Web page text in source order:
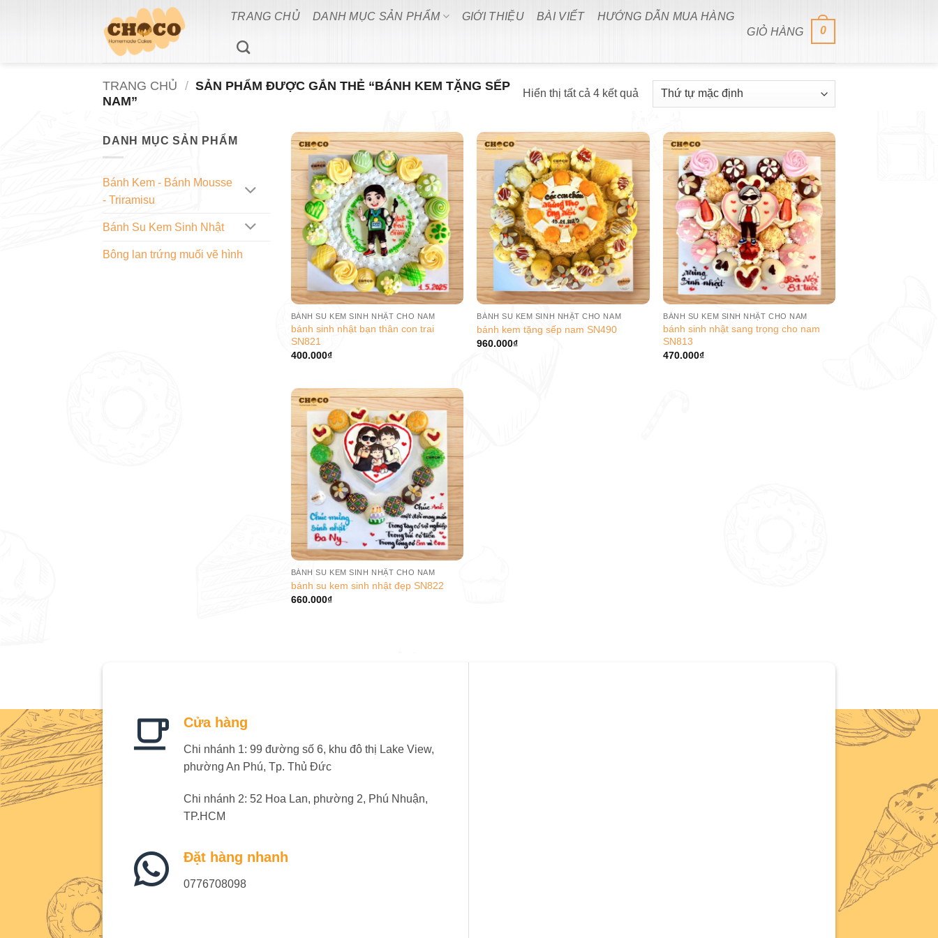
TRANG CHỦ DANH MỤC SẢN PHẨM GIỚI THIỆU BÀI VIẾT
HƯỚNG DẪN MUA HÀNG
GIỎ HÀNG
0
TRANG CHỦ / SẢN PHẨM ĐƯỢC GẮN THẺ “BÁNH KEM TẶNG SẾP
NAM”
Hiển thị tất cả 4 kết quả
DANH MỤC SẢN PHẨM
Bánh Kem - Bánh Mousse
- Triramisu
Bánh Su Kem Sinh Nhật
Bông lan trứng muối vẽ hình
BÁNH SU KEM SINH NHẬT CHO NAM
bánh sinh nhật bạn thân con trai
SN821
400.000₫
BÁNH SU KEM SINH NHẬT CHO NAM
bánh kem tặng sếp nam SN490
960.000₫
BÁNH SU KEM SINH NHẬT CHO NAM
bánh sinh nhật sang trọng cho nam
SN813
470.000₫
BÁNH SU KEM SINH NHẬT CHO NAM
bánh su kem sinh nhật đẹp SN822
660.000₫
Cửa hàng
Chi nhánh 1: 99 đường số 6, khu đô thị Lake View,
phường An Phú, Tp. Thủ Đức
Chi nhánh 2: 52 Hoa Lan, phường 2, Phú Nhuận,
TP.HCM
Đặt hàng nhanh
0776708098